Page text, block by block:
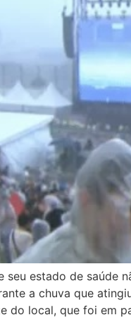
seu estado de saúde
a chuva que
do local, que foi em